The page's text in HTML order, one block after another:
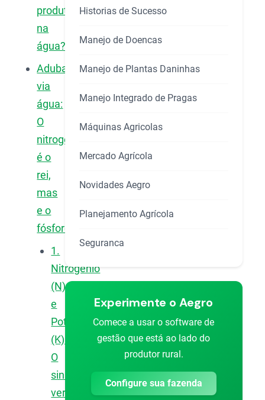
produto
na
água?
Adubação
via
água:
O
nitrogênio
é o
rei,
mas
e o
fósforo?
1.
Nitrogênio
(N)
e
Potássio
(K):
O
sinal
verde
Historias de Sucesso
Manejo de Doencas
Manejo de Plantas Daninhas
Manejo Integrado de Pragas
Máquinas Agricolas
Mercado Agrícola
Novidades Aegro
Planejamento Agrícola
Seguranca
Experimente o Aegro
Comece a usar o software de
gestão que está ao lado do
produtor rural.
Configure sua fazenda